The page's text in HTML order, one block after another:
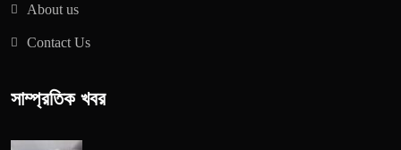
About us
Contact Us
সাম্প্রতিক খবর